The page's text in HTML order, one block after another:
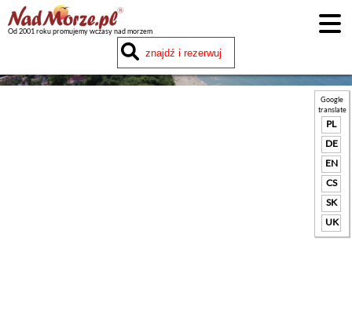
Od 2001 roku promujemy wczasy nad morzem
Google
translate
PL
DE
EN
CS
SK
UK